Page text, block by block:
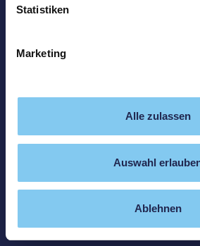
Statistiken
Marketing
Alle zulassen
Auswahl
Ablehnen